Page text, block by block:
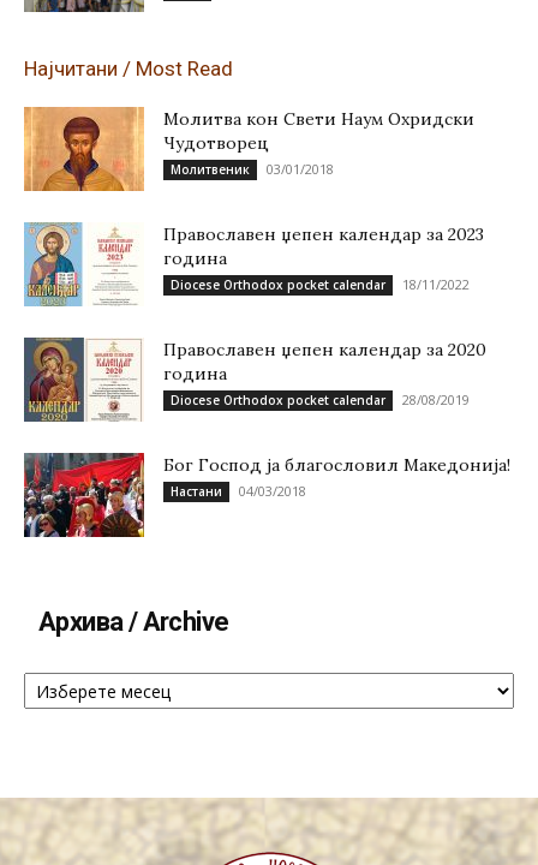
Најчитани / Most Read
Молитва кон Свети Наум Охридски
Чудотворец
Молитвеник 03/01/2018
Православен џепен календар за 2023
година
Diocese Orthodox pocket calendar 18/11/2022
Православен џепен календар за 2020
година
Diocese Orthodox pocket calendar 28/08/2019
Бог Господ ја благословил Македонија!
Настани 04/03/2018
Архива / Archive
Архива